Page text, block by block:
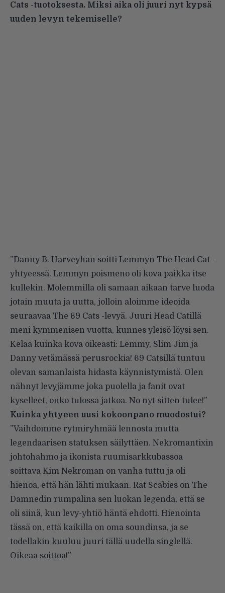
Cats -tuotoksesta. Miksi aika oli juuri nyt kypsä
uuden levyn tekemiselle?
”Danny B. Harveyhan soitti Lemmyn The Head Cat -
yhtyeessä. Lemmyn poismeno oli kova paikka itse
kullekin. Molemmilla oli samaan aikaan tarve luoda
jotain muuta ja uutta, jolloin aloimme ideoida
seuraavaa The 69 Cats -levyä. Juuri Head Catillä
meni kymmenisen vuotta, kunnes yleisö löysi sen.
Kelaa kuinka kova oikeasti: Lemmy, Slim Jim ja
Danny vetämässä perusrockia! 69 Catsillä tuntuu
olevan samanlaista hidasta käynnistymistä. Olen
nähnyt levyjämme joka puolella ja fanit ovat
kyselleet, onko tulossa jatkoa. No nyt sitten tulee!”
Kuinka yhtyeen uusi kokoonpano muodostui?
”Vaihdomme rytmiryhmää lennosta mutta
legendaarisen statuksen säilyttäen. Nekromantixin
johtohahmo ja ikonista ruumisarkkubassoa
soittava Kim Nekroman on vanha tuttu ja oli
hienoa, että hän lähti mukaan. Rat Scabies on The
Damnedin rumpalina sen luokan legenda, että se
oli siinä, kun levy-yhtiö häntä ehdotti. Hienointa
tässä on, että kaikilla on oma soundinsa, ja se
todellakin kuuluu juuri tällä uudella singlellä.
Oikeaa soittoa!”